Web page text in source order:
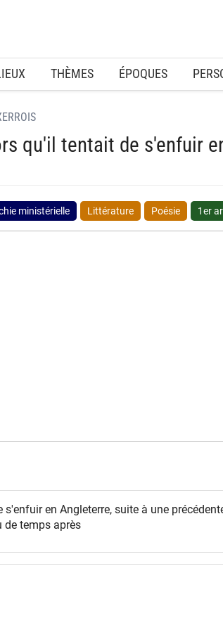
THÈMES ÉPOQUES
qu'il tentait de s'enfuir
ministérielle Littérature Poésie 1er
en Angleterre, suite à une
de temps après